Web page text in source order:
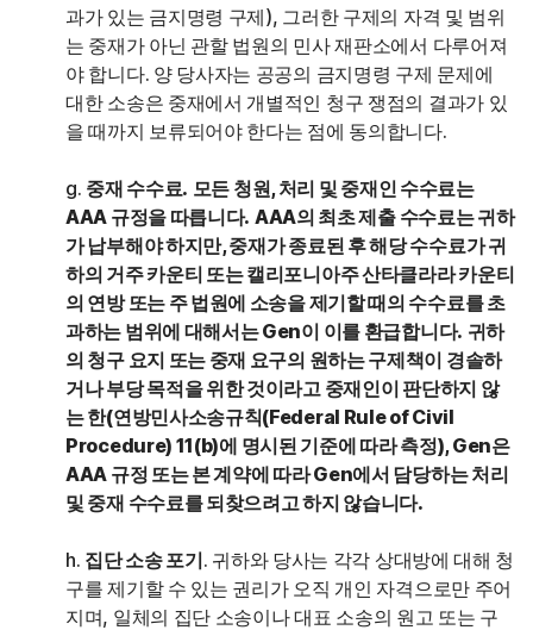
과가 있는 금지명령 구제), 그러한 구제의 자격 및 범위
는 중재가 아닌 관할 법원의 민사 재판소에서 다루어져
야 합니다. 양 당사자는 공공의 금지명령 구제 문제에
대한 소송은 중재에서 개별적인 청구 쟁점의 결과가 있
을 때까지 보류되어야 한다는 점에 동의합니다.
g. 중재 수수료. 모든 청원, 처리 및 중재인 수수료는
AAA 규정을 따릅니다. AAA의 최초 제출 수수료는 귀하
가 납부해야 하지만, 중재가 종료된 후 해당 수수료가 귀
하의 거주 카운티 또는 캘리포니아주 산타클라라 카운티
의 연방 또는 주 법원에 소송을 제기할 때의 수수료를 초
과하는 범위에 대해서는 Gen이 이를 환급합니다. 귀하
의 청구 요지 또는 중재 요구의 원하는 구제책이 경솔하
거나 부당 목적을 위한 것이라고 중재인이 판단하지 않
는 한(연방민사소송규칙(Federal Rule of Civil
Procedure) 11(b)에 명시된 기준에 따라 측정), Gen은
AAA 규정 또는 본 계약에 따라 Gen에서 담당하는 처리
및 중재 수수료를 되찾으려고 하지 않습니다.
h. 집단 소송 포기. 귀하와 당사는 각각 상대방에 대해 청
구를 제기할 수 있는 권리가 오직 개인 자격으로만 주어
지며, 일체의 집단 소송이나 대표 소송의 원고 또는 구